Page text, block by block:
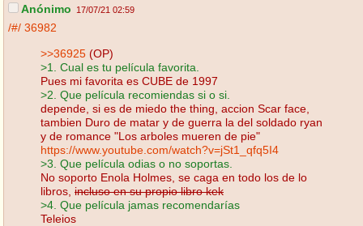
Anónimo 17/07/21 02:59
/#/ 36982
>>36925 (OP)
>1. Cual es tu película favorita.
Pues mi favorita es CUBE de 1997
>2. Que película recomiendas si o si.
depende, si es de miedo the thing, accion Scar face,
tambien Duro de matar y de guerra la del soldado ryan
y de romance "Los arboles mueren de pie"
https://www.youtube.com/watch?v=jSt1_qfq5I4
>3. Que película odias o no soportas.
No soporto Enola Holmes, se caga en todo los de lo
libros, incluso en su propio libro kek
>4. Que película jamas recomendarías
Teleios